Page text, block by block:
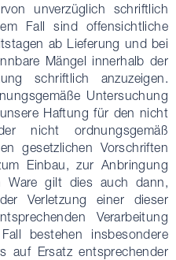
unverzüglich schriftlich
Fall sind offensichtliche
ab Lieferung und bei
Mängel innerhalb der
schriftlich anzuzeigen.
Untersuchung
Haftung für den nicht
nicht ordnungsgemäß
gesetzlichen Vorschriften
Einbau, zur Anbringung
Ware gilt dies auch dann,
Verletzung einer dieser
Verarbeitung
bestehen insbesondere
auf Ersatz entsprechender